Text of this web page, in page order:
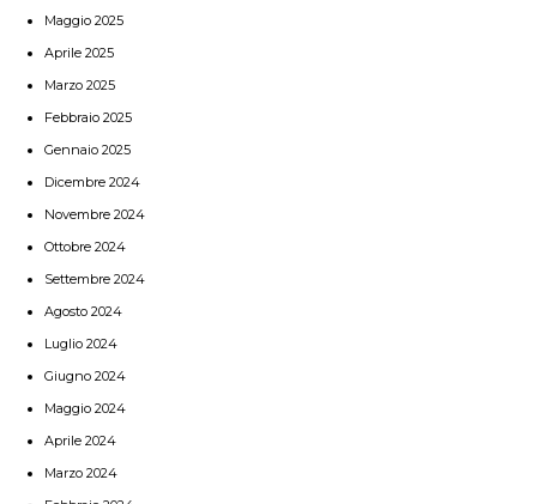
Maggio 2025
Aprile 2025
Marzo 2025
Febbraio 2025
Gennaio 2025
Dicembre 2024
Novembre 2024
Ottobre 2024
Settembre 2024
Agosto 2024
Luglio 2024
Giugno 2024
Maggio 2024
Aprile 2024
Marzo 2024